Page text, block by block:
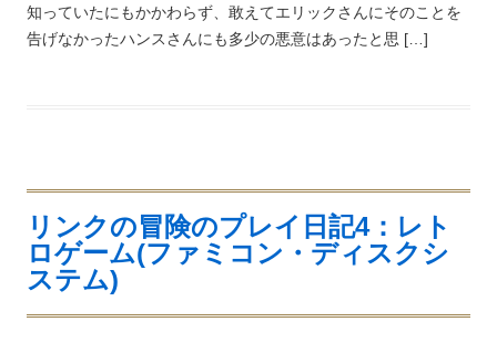
知っていたにもかかわらず、敢えてエリックさんにそのことを
告げなかったハンスさんにも多少の悪意はあったと思 […]
リンクの冒険のプレイ日記4：レト
ロゲーム(ファミコン・ディスクシ
ステム)